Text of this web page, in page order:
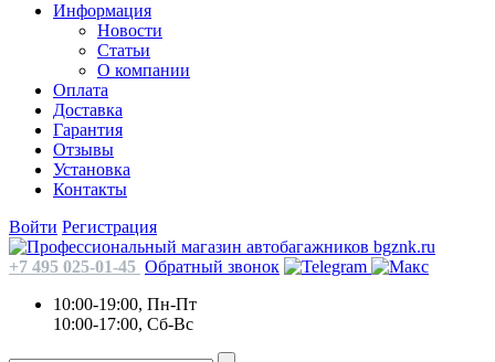
Информация
Новости
Статьи
О компании
Оплата
Доставка
Гарантия
Отзывы
Установка
Контакты
Войти Регистрация
+7 495 025-01-45 Обратный звонок
10:00-19:00, Пн-Пт
10:00-17:00, Сб-Вс